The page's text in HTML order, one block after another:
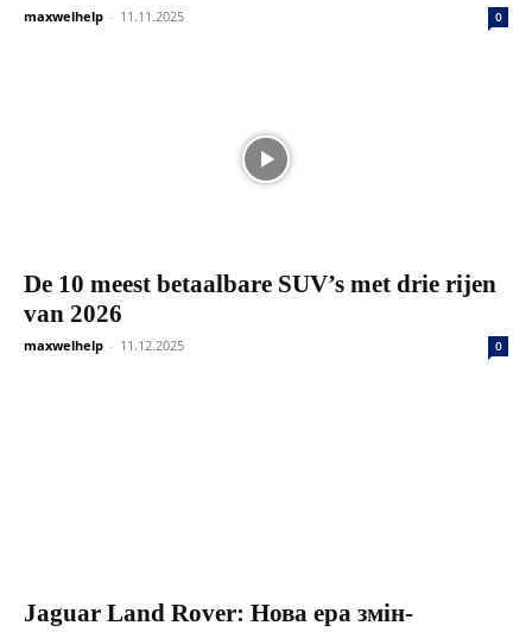
maxwelhelp - 11.11.2025 0
De 10 meest betaalbare SUV’s met drie rijen
van 2026
maxwelhelp - 11.12.2025 0
Jaguar Land Rover: Нова ера змін-